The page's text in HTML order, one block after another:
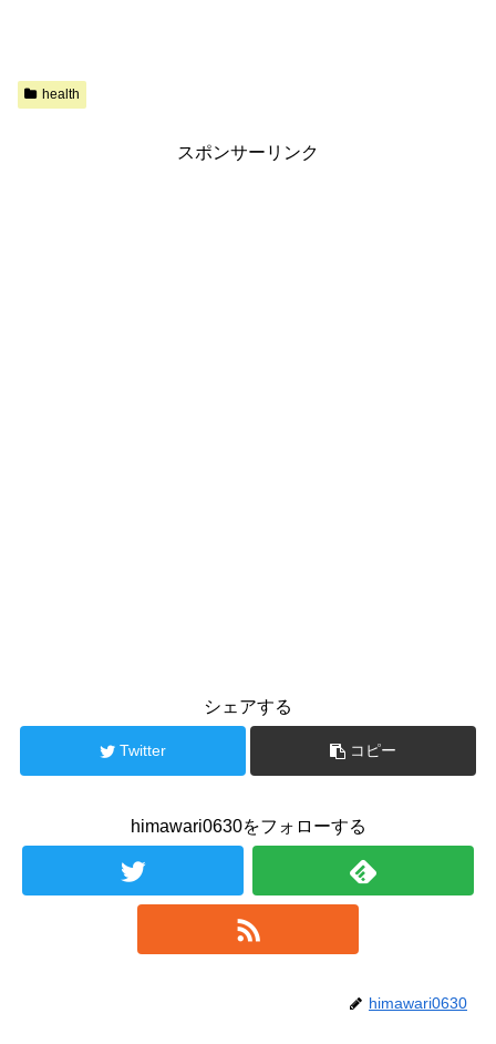
health
スポンサーリンク
シェアする
Twitter コピー
himawari0630をフォローする
himawari0630